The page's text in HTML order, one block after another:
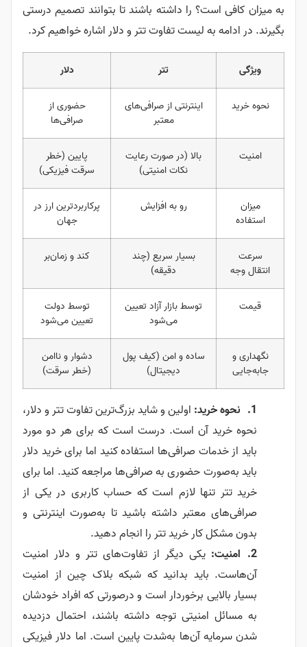
به میزان کافی است؟ را داشته باشند تا بتوانند تصمیم درستی
بگیرند. در ادامه به لیست تفاوت تتر و دلار اشاره خواهیم کرد.
ویژگی تتر دلار
نحوه خرید
اینترنتی از صرافی‌های
معتبر
حضوری از
صرافی‌ها
امنیت
بالا (در صورت رعایت
نکات امنیتی)
پایین (خطر
سرقت فیزیکی)
میزان
استفاده
رو به افزایش
پرکاربردترین ارز در
جهان
سرعت
انتقال وجه
بسیار سریع (چند
دقیقه)
کند و زمان‌بر
قیمت
توسط بازار آزاد تعیین
می‌شود
توسط دولت
تعیین می‌شود
نگهداری و
جابه‌جایی
ساده و امن (کیف پول
دیجیتال)
دشوار و ناامن
(خطر سرقت)
نحوه خرید: اولین و شاید بزرگ‌ترین تفاوت تتر و دلار،
نحوه خرید آن است. درست است که برای هر دو مورد
باید از خدمات صرافی‌ها استفاده کنید اما برای خرید دلار
باید به‌صورت حضوری به صرافی‌ها مراجعه کنید. اما برای
خرید تتر تنها لازم است که حساب کاربری در یکی از
صرافی‌های معتبر داشته باشید تا به‌صورت اینترنتی و
بدون مشکل کار خرید تتر را انجام دهید.
امنیت: یکی دیگر از تفاوت‌های تتر و دلار امنیت
آن‌هاست. باید بدانید که شبکه بلاک چین از امنیت
بسیار بالایی برخوردار است و درصورتی که افراد خودشان
به مسائل امنیتی توجه داشته باشند، احتمال دزدیده
شدن سرمایه آن‌ها به‌شدت پایین است. اما دلار فیزیکی